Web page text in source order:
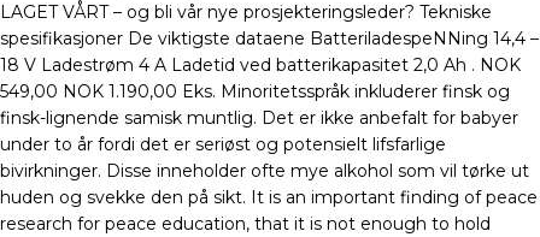
LAGET VÅRT – og bli vår nye prosjekteringsleder? Tekniske
spesifikasjoner De viktigste dataene BatteriladespeNNing 14,4 –
18 V Ladestrøm 4 A Ladetid ved batterikapasitet 2,0 Ah . NOK
549,00 NOK 1.190,00 Eks. Minoritetsspråk inkluderer finsk og
finsk-lignende samisk muntlig. Det er ikke anbefalt for babyer
under to år fordi det er seriøst og potensielt lifsfarlige
bivirkninger. Disse inneholder ofte mye alkohol som vil tørke ut
huden og svekke den på sikt. It is an important finding of peace
research for peace education, that it is not enough to hold